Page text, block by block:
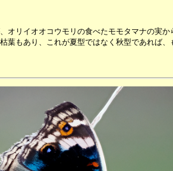
オリイオオコウモリの食べたモモタマナの実
葉もあり、これが夏型ではなく秋型であれば